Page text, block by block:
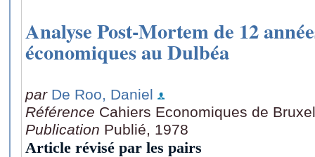
Analyse Post-Mortem de 12
économiques au Dulbéa
par De Roo, Daniel
Référence Cahiers Economiques de
Publication Publié, 1978
Article révisé par les pairs